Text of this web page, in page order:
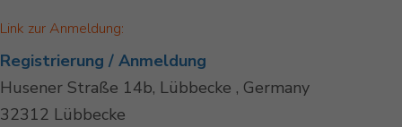
Link zur Anmeldung:
Registrierung / Anmeldung
Husener Straße 14b, Lübbecke , Germany
32312 Lübbecke